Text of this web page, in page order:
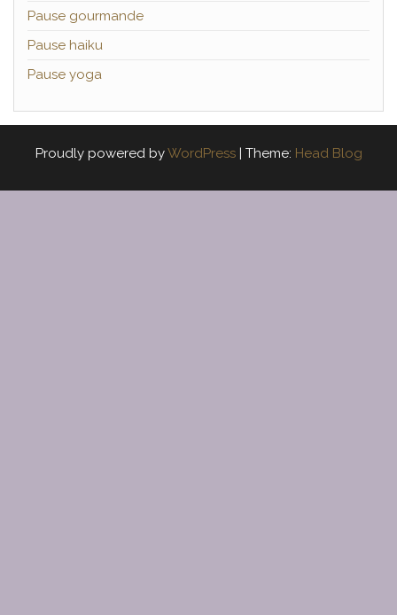
Pause gourmande
Pause haiku
Pause yoga
Proudly powered byWordPress | Theme: Head Blog